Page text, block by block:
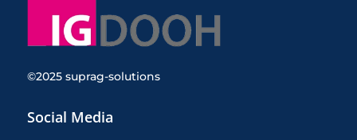
©2025 suprag-solutions
Social Media